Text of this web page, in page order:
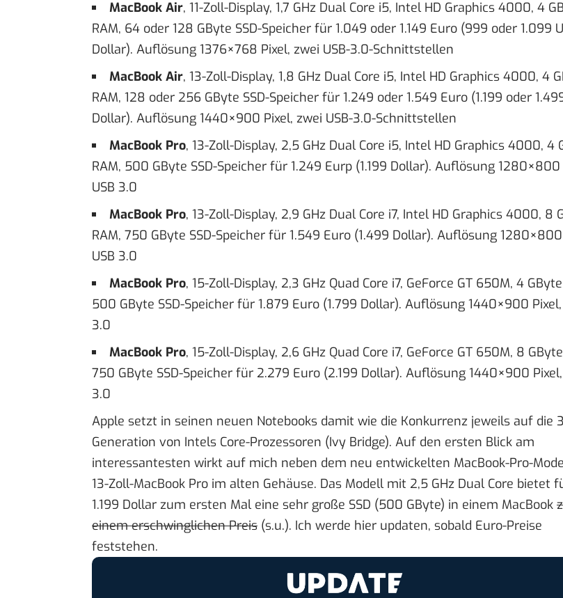
MacBook Air, 11-Zoll-Display, 1,7 GHz Dual Core i5, Intel HD Graphics 4000, 4
RAM, 64 oder 128 GByte SSD-Speicher für 1.049 oder 1.149 Euro (999 oder 1.099
Dollar). Auflösung 1376×768 Pixel, zwei USB-3.0-Schnittstellen
MacBook Air, 13-Zoll-Display, 1,8 GHz Dual Core i5, Intel HD Graphics 4000, 4
RAM, 128 oder 256 GByte SSD-Speicher für 1.249 oder 1.549 Euro (1.199 oder
Dollar). Auflösung 1440×900 Pixel, zwei USB-3.0-Schnittstellen
MacBook Pro, 13-Zoll-Display, 2,5 GHz Dual Core i5, Intel HD Graphics 4000, 4
RAM, 500 GByte SSD-Speicher für 1.249 Eurp (1.199 Dollar). Auflösung 1280×800
USB 3.0
MacBook Pro, 13-Zoll-Display, 2,9 GHz Dual Core i7, Intel HD Graphics 4000, 8
RAM, 750 GByte SSD-Speicher für 1.549 Euro (1.499 Dollar). Auflösung
USB 3.0
MacBook Pro, 15-Zoll-Display, 2,3 GHz Quad Core i7, GeForce GT 650M, 4
500 GByte SSD-Speicher für 1.879 Euro (1.799 Dollar). Auflösung 1440×900 Pixel,
3.0
MacBook Pro, 15-Zoll-Display, 2,6 GHz Quad Core i7, GeForce GT 650M, 8
750 GByte SSD-Speicher für 2.279 Euro (2.199 Dollar). Auflösung 1440×900 Pixel,
3.0
Apple setzt in seinen neuen Notebooks damit wie die Konkurrenz jeweils auf die
Generation von Intels Core-Prozessoren (Ivy Bridge). Auf den ersten Blick am
interessantesten wirkt auf mich neben dem neu entwickelten MacBook-Pro-
13-Zoll-MacBook Pro im alten Gehäuse. Das Modell mit 2,5 GHz Dual Core bietet
1.199 Dollar zum ersten Mal eine sehr große SSD (500 GByte) in einem MacBook
einem erschwinglichen Preis (s.u.). Ich werde hier updaten, sobald Euro-Preise
feststehen.